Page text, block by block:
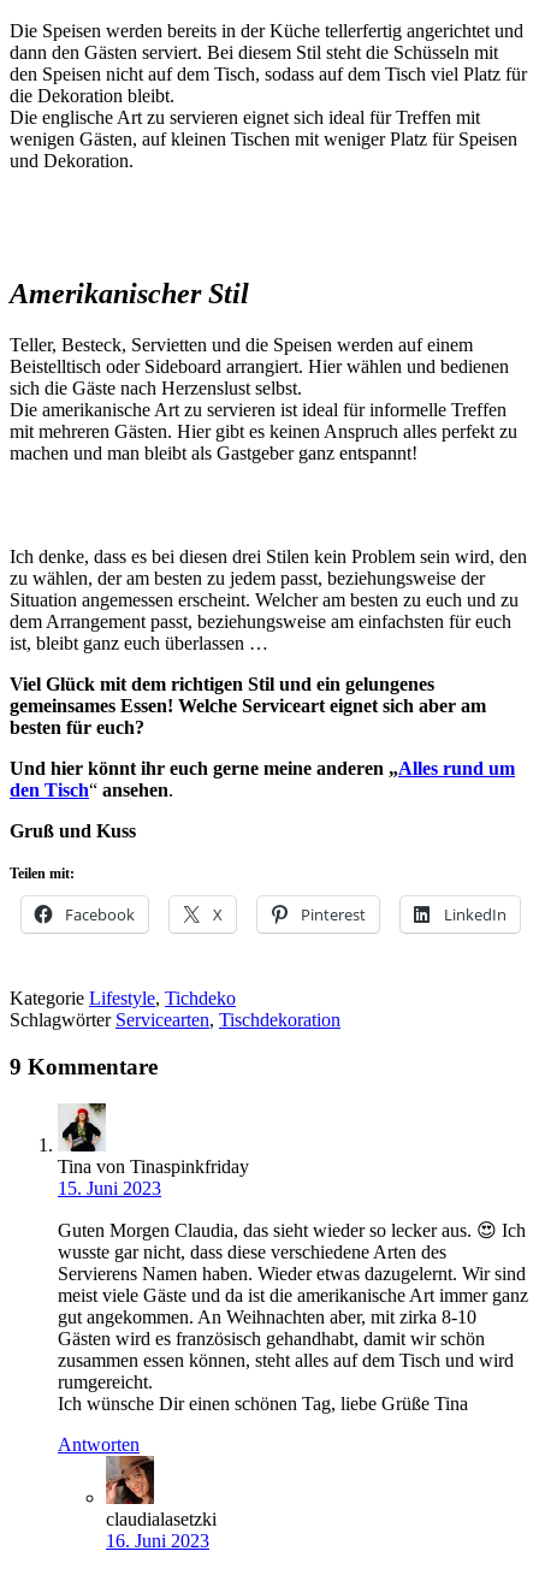
Die Speisen werden bereits in der Küche tellerfertig angerichtet und
dann den Gästen serviert. Bei diesem Stil steht die Schüsseln mit
den Speisen nicht auf dem Tisch, sodass auf dem Tisch viel Platz für
die Dekoration bleibt.
Die englische Art zu servieren eignet sich ideal für Treffen mit
wenigen Gästen, auf kleinen Tischen mit weniger Platz für Speisen
und Dekoration.
Amerikanischer Stil
Teller, Besteck, Servietten und die Speisen werden auf einem
Beistelltisch oder Sideboard arrangiert. Hier wählen und bedienen
sich die Gäste nach Herzenslust selbst.
Die amerikanische Art zu servieren ist ideal für informelle Treffen
mit mehreren Gästen. Hier gibt es keinen Anspruch alles perfekt zu
machen und man bleibt als Gastgeber ganz entspannt!
Ich denke, dass es bei diesen drei Stilen kein Problem sein wird, den
zu wählen, der am besten zu jedem passt, beziehungsweise der
Situation angemessen erscheint. Welcher am besten zu euch und zu
dem Arrangement passt, beziehungsweise am einfachsten für euch
ist, bleibt ganz euch überlassen …
Viel Glück mit dem richtigen Stil und ein gelungenes
gemeinsames Essen! Welche Serviceart eignet sich aber am
besten für euch?
Und hier könnt ihr euch gerne meine anderen „Alles rund um
den Tisch“ ansehen.
Gruß und Kuss
Teilen mit:
Facebook X Pinterest LinkedIn
Kategorie Lifestyle, Tichdeko
Schlagwörter Servicearten, Tischdekoration
9 Kommentare
Tina von Tinaspinkfriday
15. Juni 2023
Guten Morgen Claudia, das sieht wieder so lecker aus. 😍 Ich
wusste gar nicht, dass diese verschiedene Arten des
Servierens Namen haben. Wieder etwas dazugelernt. Wir sind
meist viele Gäste und da ist die amerikanische Art immer ganz
gut angekommen. An Weihnachten aber, mit zirka 8-10
Gästen wird es französisch gehandhabt, damit wir schön
zusammen essen können, steht alles auf dem Tisch und wird
rumgereicht.
Ich wünsche Dir einen schönen Tag, liebe Grüße Tina
Antworten
claudialasetzki
16. Juni 2023